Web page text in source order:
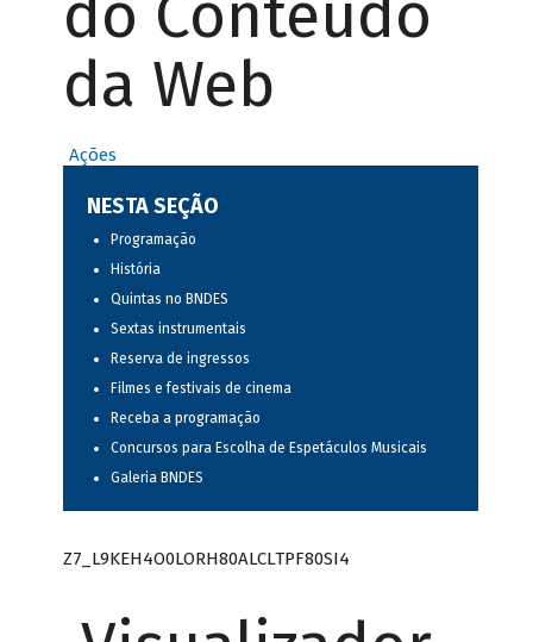
do Conteúdo
da Web
Ações
NESTA SEÇÃO
Programação
História
Quintas no BNDES
Sextas instrumentais
Reserva de ingressos
Filmes e festivais de cinema
Receba a programação
Concursos para Escolha de Espetáculos Musicais
Galeria BNDES
Z7_L9KEH4O0LORH80ALCLTPF80SI4